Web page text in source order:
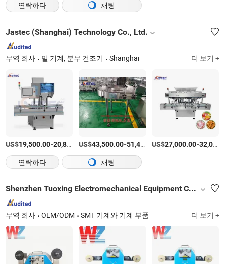
연락하다
채팅
Jastec (Shanghai) Technology Co., Ltd.
무역 회사 밀 기계; 분무 건조기 Shanghai 더 보기 +
US$19,500.00-20,830.00 /상품
US$43,500.00-51,450.00 /세트
US$27,000.00-32,000.00
연락하다 채팅
Shenzhen Tuoxing Electromechanical Equipment Co., Ltd.
무역 회사 OEM/ODM SMT 기계와 기계 부품 더 보기 +